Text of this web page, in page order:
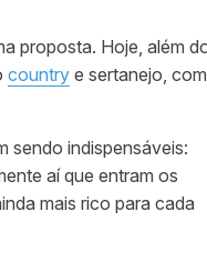
proposta. Hoje, além
country e sertanejo, com
sendo indispensáveis:
aí que entram os
mais rico para cada